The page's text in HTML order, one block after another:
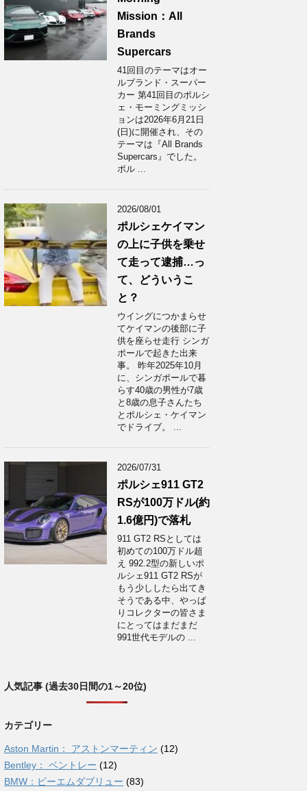
Mission：All
Brands
Supercars
41回目のテーマはオー
ルブランド・スーパー
カー 第41回目のポルシ
ェ・モーミングミッシ
ョンは2026年6月21日
(日)に開催され、その
テーマは『All Brands
Supercars』でした。
ポル ...
2026/08/01
ポルシェケイマン
の上に子供を乗せ
て走って逮捕…っ
て、どういうこ
と？
ウイングにつかまらせ
てケイマンの後部に子
供を座らせ走行 シンガ
ポールで起きた出来
事。 昨年2025年10月
に、シンガポールで暮
らす40歳の男性が7歳
と8歳の息子さんたち
とポルシェ・ケイマン
でドライブ。 ...
2026/07/31
ポルシェ911 GT2
RSが100万ドル(約
1.6億円)で落札
911 GT2 RSとしては
初めての100万ドル超
え 992.2型の新しいポ
ルシェ911 GT2 RSが
もう少ししたら出てき
そうである中、やっぱ
りコレクターの皆さま
にとってはまだまだ
991世代モデルの ...
人気記事 (過去30日間の1～20位)
カテゴリー
Aston Martin： アストンマーティン (12)
Bentley： ベントレー (12)
BMW：ビーエムダブリュー (83)